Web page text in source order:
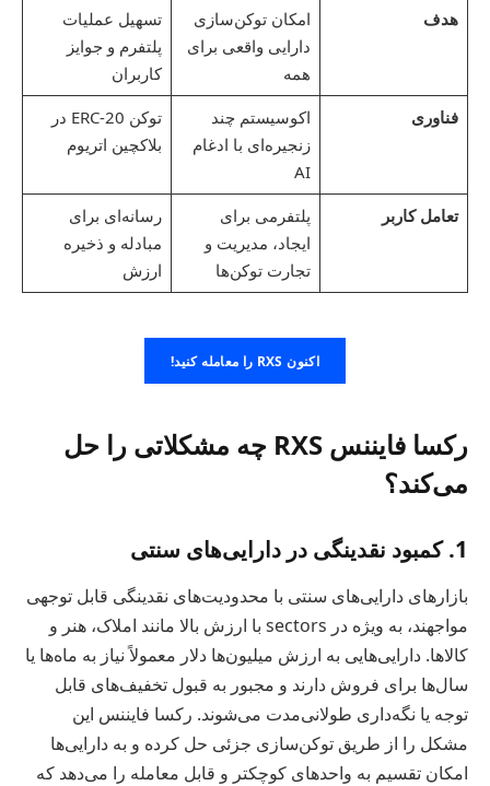
هدف
امکان توکن‌سازی
دارایی واقعی برای
همه
تسهیل عملیات
پلتفرم و جوایز
کاربران
فناوری
اکوسیستم چند
زنجیره‌ای با ادغام
AI
توکن ERC-20 در
بلاکچین اتریوم
تعامل کاربر
پلتفرمی برای
ایجاد، مدیریت و
تجارت توکن‌ها
رسانه‌ای برای
مبادله و ذخیره
ارزش
اکنون RXS را معامله کنید!
رکسا فایننس RXS چه مشکلاتی را حل
می‌کند؟
1. کمبود نقدینگی در دارایی‌های سنتی
بازارهای دارایی‌های سنتی با محدودیت‌های نقدینگی قابل توجهی
مواجهند، به ویژه در sectors با ارزش بالا مانند املاک، هنر و
کالاها. دارایی‌هایی به ارزش میلیون‌ها دلار معمولاً نیاز به ماه‌ها یا
سال‌ها برای فروش دارند و مجبور به قبول تخفیف‌های قابل
توجه یا نگه‌داری طولانی‌مدت می‌شوند. رکسا فایننس این
مشکل را از طریق توکن‌سازی جزئی حل کرده و به دارایی‌ها
امکان تقسیم به واحدهای کوچکتر و قابل معامله را می‌دهد که